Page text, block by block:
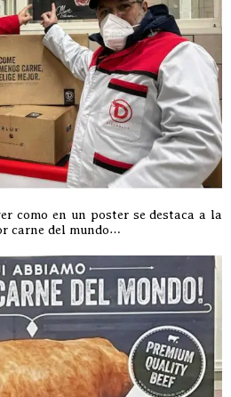
como en un poster se destaca a la
carne del mundo…